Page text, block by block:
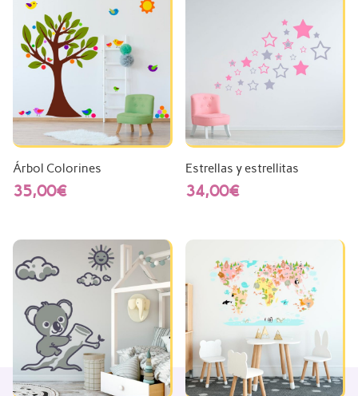
Árbol Colorines
35,00€
Estrellas y estrellitas
34,00€